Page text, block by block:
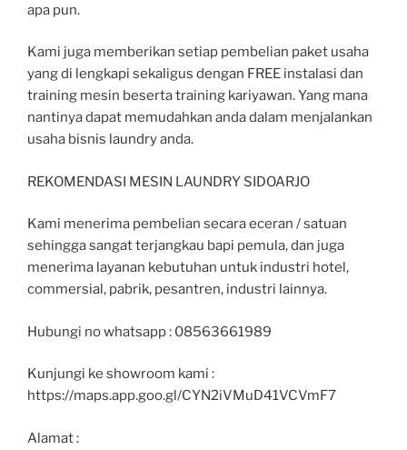
apa pun.
Kami juga memberikan setiap pembelian paket usaha
yang di lengkapi sekaligus dengan FREE instalasi dan
training mesin beserta training kariyawan. Yang mana
nantinya dapat memudahkan anda dalam menjalankan
usaha bisnis laundry anda.
REKOMENDASI MESIN LAUNDRY SIDOARJO
Kami menerima pembelian secara eceran / satuan
sehingga sangat terjangkau bapi pemula, dan juga
menerima layanan kebutuhan untuk industri hotel,
commersial, pabrik, pesantren, industri lainnya.
Hubungi no whatsapp : 08563661989
Kunjungi ke showroom kami :
https://maps.app.goo.gl/CYN2iVMuD41VCVmF7
Alamat :